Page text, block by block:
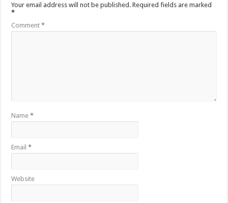
Your email address will not be published. Required fields are marked
*
Comment*
Name*
Email*
Website